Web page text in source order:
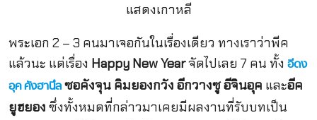
พระเอก 2 – 3 คนมาเจอกันในเรื่องเดียว ทางเราว่าพีค
แล้วนะ แต่เรื่อง Happy New Yearจัดไปเลย 7 คน ทั้ง อีดง
อุคคังฮานึลซอคังจุน คิมยองกวัง อีกวางซู อีจินอุค และอีค
ยูฮยอง ซึ่งทั้งหมดที่กล่าวมาเคยมีผลงานที่รับบทเป็น